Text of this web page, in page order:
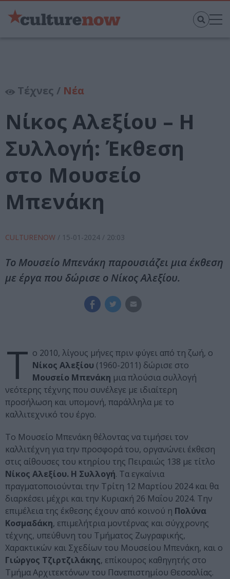
Τέχνες / Νέα
Νίκος Αλεξίου – Η
Συλλογή: Έκθεση
στο Μουσείο
Μπενάκη
CULTURENOW / 15-01-2024 / 20:03
Το Μουσείο Mπενάκη παρουσιάζει μια έκθεση
με έργα που δώρισε ο Νίκος Αλεξίου.
Τ ο 2010, λίγους μήνες πριν φύγει από τη ζωή, ο
Νίκος Αλεξίου (1960-2011) δώρισε στο
Μουσείο Mπενάκη μια πλούσια συλλογή
νεότερης τέχνης που συνέλεγε με ιδιαίτερη
προσήλωση και υπομονή, παράλληλα με το
καλλιτεχνικό του έργο.
Το Μουσείο Μπενάκη θέλοντας να τιμήσει τον
καλλιτέχνη για την προσφορά του, οργανώνει έκθεση
στις αίθουσες του κτηρίου της Πειραιώς 138 με τίτλο
Νίκος Αλεξίου. Η Συλλογή. Τα εγκαίνια
πραγματοποιούνται την Τρίτη 12 Μαρτίου 2024 και θα
διαρκέσει μέχρι και την Κυριακή 26 Μαΐου 2024. Την
επιμέλεια της έκθεσης έχουν από κοινού η Πολύνα
Κοσμαδάκη, επιμελήτρια μοντέρνας και σύγχρονης
τέχνης, υπεύθυνη του Tμήματος Zωγραφικής,
Xαρακτικών και Σχεδίων του Μουσείου Μπενάκη, και ο
Γιώργος Τζιρτζιλάκης, επίκουρος καθηγητής στο
Τμήμα Αρχιτεκτόνων του Πανεπιστημίου Θεσσαλίας.